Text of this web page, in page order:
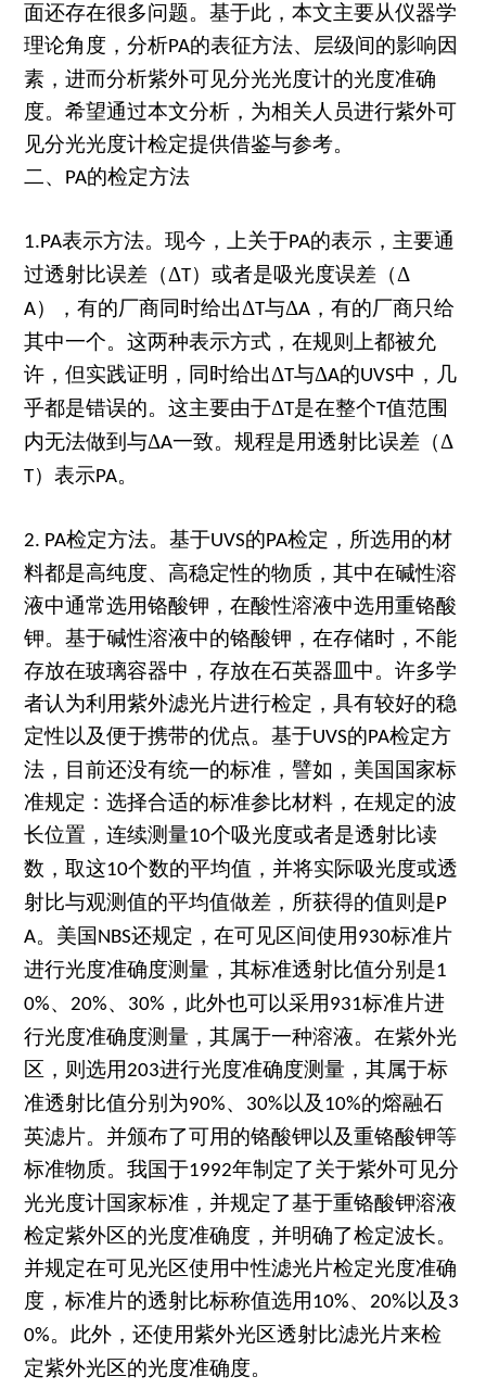
面还存在很多问题。基于此，本文主要从仪器学
理论角度，分析PA的表征方法、层级间的影响因
素，进而分析紫外可见分光光度计的光度准确
度。希望通过本文分析，为相关人员进行紫外可
见分光光度计检定提供借鉴与参考。
二、 PA的检定方法
1.PA表示方法。现今，上关于PA的表示，主要通
过透射比误差（ΔT）或者是吸光度误差（Δ
A），有的厂商同时给出ΔT与ΔA ，有的厂商只给
其中一个。这两种表示方式，在规则上都被允
许，但实践证明，同时给出ΔT与ΔA的UVS中，几
乎都是错误的。这主要由于ΔT是在整个T值范围
内无法做到与ΔA一致。规程是用透射比误差（Δ
T）表示PA。
2. PA检定方法。基于UVS的PA检定，所选用的材
料都是高纯度、高稳定性的物质，其中在碱性溶
液中通常选用铬酸钾，在酸性溶液中选用重铬酸
钾。基于碱性溶液中的铬酸钾，在存储时，不能
存放在玻璃容器中，存放在石英器皿中。许多学
者认为利用紫外滤光片进行检定，具有较好的稳
定性以及便于携带的优点。基于UVS的PA检定方
法，目前还没有统一的标准，譬如，美国国家标
准规定：选择合适的标准参比材料，在规定的波
长位置，连续测量10个吸光度或者是透射比读
数，取这10个数的平均值，并将实际吸光度或透
射比与观测值的平均值做差，所获得的值则是P
A。美国 NBS还规定，在可见区间使用 930标准片
进行光度准确度测量，其标准透射比值分别是1
0%、 20%、 30% ，此外也可以采用 931标准片进
行光度准确度测量，其属于一种溶液。在紫外光
区，则选用203进行光度准确度测量，其属于标
准透射比值分别为90%、 30% 以及 10%的熔融石
英滤片。并颁布了可用的铬酸钾以及重铬酸钾等
标准物质。我国于1992年制定了关于紫外可见分
光光度计国家标准，并规定了基于重铬酸钾溶液
检定紫外区的光度准确度，并明确了检定波长。
并规定在可见光区使用中性滤光片检定光度准确
度，标准片的透射比标称值选用 10%、 20% 以及 3
0%。此外，还使用紫外光区透射比滤光片来检
定紫外光区的光度准确度。